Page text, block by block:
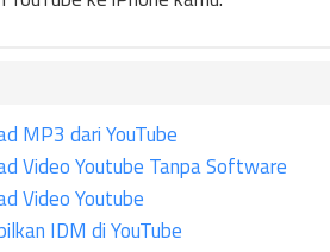
MP3 dari YouTube
Video Youtube Tanpa Software
Video Youtube
IDM di YouTube